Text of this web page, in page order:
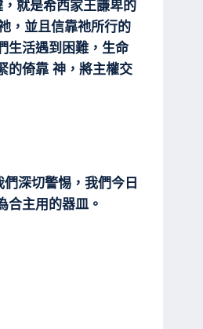
就是希西家王謙卑的
，並且信靠祂所行的
生活遇到困難，生命
的倚靠 神，將主權交
深切警惕，我們今日
主用的器皿。